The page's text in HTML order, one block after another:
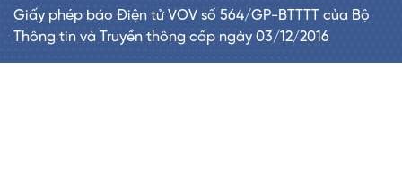
Giấy phép báo Điện tử VOV số 564/GP-BTTTT của Bộ
Thông tin và Truyền thông cấp ngày 03/12/2016